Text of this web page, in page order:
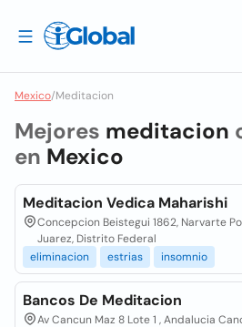
Mexico/Meditacion
Mejores meditacion
en Mexico
Meditacion Vedica Maharishi
Concepcion Beistegui 1862, Narvarte
Juarez, Distrito Federal
eliminacion
estrias insomnio
Bancos De Meditacion
Av Cancun Maz 8 Lote 1 , Andalucia